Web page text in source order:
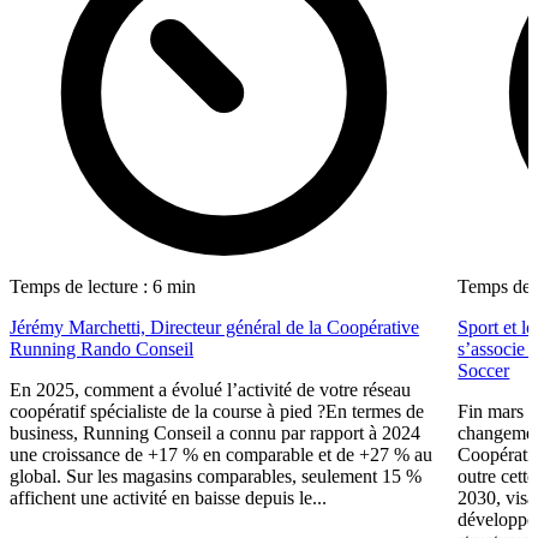
Temps de lecture : 6 min
Jérémy Marchetti, Directeur général de la Coopérative
Running Rando Conseil
En 2025, comment a évolué l’activité de votre réseau
coopératif spécialiste de la course à pied ?En termes de
business, Running Conseil a connu par rapport à 2024
une croissance de +17 % en comparable et de +27 % au
global. Sur les magasins comparables, seulement 15 %
affichent une activité en baisse depuis le...
Temps de
Sport et
s’associe
Soccer
Fin mars
outre
2030,